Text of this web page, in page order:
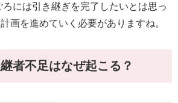
には引き継ぎを完了したいとは思っ
画を進めていく必要がありますね。
者不足はなぜ起こる？